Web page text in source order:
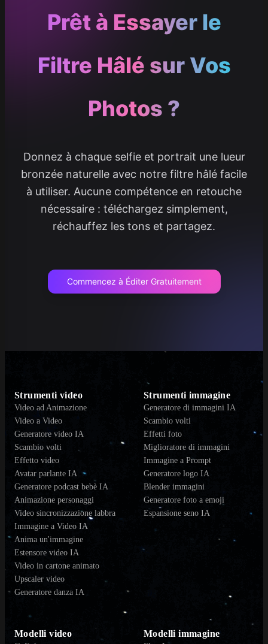
Prêt à Essayer le
Filtre Hâlé sur Vos
Photos ?
Donnez à chaque selfie et portrait une lueur
bronzée naturelle avec notre filtre hâlé facile
à utiliser. Aucune compétence en retouche
nécessaire : téléchargez simplement,
réchauffez les tons et partagez.
Commencez à Éditer Gratuitement
Strumenti video
Video ad Animazione
Video a Video
Generatore video IA
Scambio volti
Effetto video
Avatar parlante IA
Generatore podcast bebè IA
Animazione personaggi
Video sincronizzazione labbra
Immagine a Video IA
Anima un'immagine
Estensore video IA
Video in cartone animato
Upscaler video
Generatore danza IA
Strumenti immagine
Generatore di immagini IA
Scambio volti
Effetti foto
Miglioratore di immagini
Immagine a Prompt
Generatore logo IA
Blender immagini
Generatore foto a emoji
Espansione seno IA
Modelli video Modelli immagine